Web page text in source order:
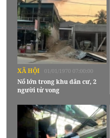
XÃ HỘI 01/01/1970 07:00:00
Nổ lớn trong khu dân cư, 2
người tử vong